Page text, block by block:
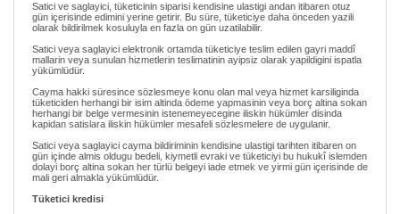
Satici ve saglayici, tüketicinin siparisi kendisine ulastigi andan itibaren otuz
gün içerisinde edimini yerine getirir. Bu süre, tüketiciye daha önceden yazili
olarak bildirilmek kosuluyla en fazla on gün uzatilabilir.
Satici veya saglayici elektronik ortamda tüketiciye teslim edilen gayri maddî
mallarin veya sunulan hizmetlerin teslimatinin ayipsiz olarak yapildigini ispatla
yükümlüdür.
Cayma hakki süresince sözlesmeye konu olan mal veya hizmet karsiliginda
tüketiciden herhangi bir isim altinda ödeme yapmasinin veya borç altina sokan
herhangi bir belge vermesinin istenemeyecegine iliskin hükümler disinda
kapidan satislara iliskin hükümler mesafeli sözlesmelere de uygulanir.
Satici veya saglayici cayma bildiriminin kendisine ulastigi tarihten itibaren on
gün içinde almis oldugu bedeli, kiymetli evraki ve tüketiciyi bu hukukî islemden
dolayi borç altina sokan her türlü belgeyi iade etmek ve yirmi gün içerisinde de
mali geri almakla yükümlüdür.
Tüketici kredisi